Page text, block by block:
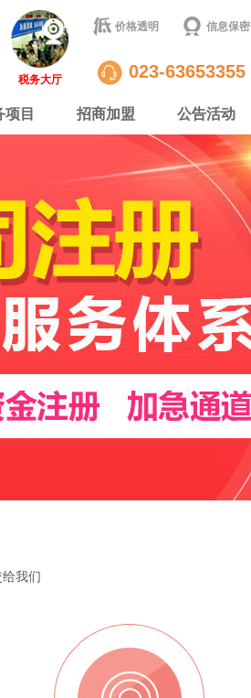
税务大厅
价格透明 信息保密
023-63653355
项目 招商加盟 公告活动
我们